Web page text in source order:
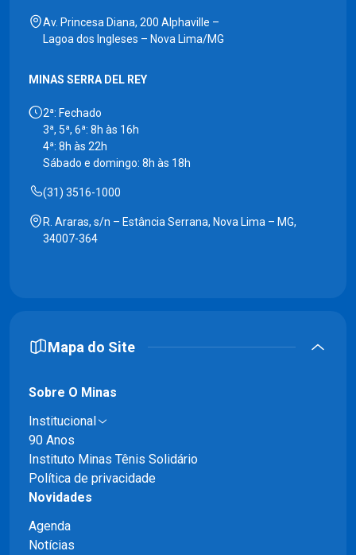
Av. Princesa Diana, 200 Alphaville –
Lagoa dos Ingleses – Nova Lima/MG
MINAS SERRA DEL REY
2ª: Fechado
3ª, 5ª, 6ª: 8h às 16h
4ª: 8h às 22h
Sábado e domingo: 8h às 18h
(31) 3516-1000
R. Araras, s/n – Estância Serrana, Nova Lima – MG,
34007-364
Mapa do Site
Sobre O Minas
Institucional
90 Anos
Instituto Minas Tênis Solidário
Política de privacidade
Novidades
Agenda
Notícias